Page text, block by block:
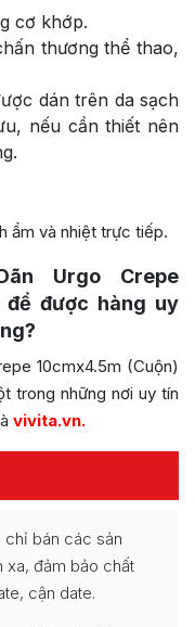
cơ khớp.
thương thể thao,
dán trên da sạch
nếu cần thiết nên
ẩm và nhiệt trực tiếp.
Urgo Crepe
để được hàng uy
10cmx4.5m (Cuộn)
trong những nơi uy tín
vivita.vn.
chỉ bán các sản
xa, đảm bảo chất
cận date.